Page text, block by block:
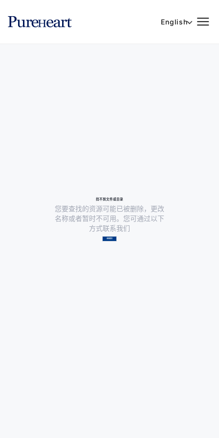
English
找不到文件或目录
您要查找的资源可能已被删除，更改
名称或者暂时不可用。您可通过以下
方式联系我们
返回首页